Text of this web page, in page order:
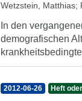
Wetzstein, Matthias;
In den
demografischen
2012-06-26 Heft